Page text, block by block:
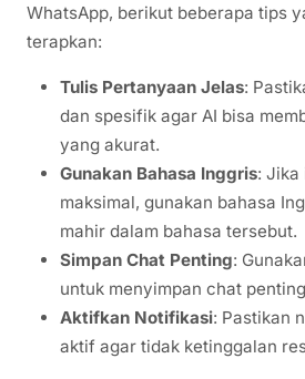
WhatsApp, berikut beberapa tips
terapkan:
Tulis Pertanyaan Jelas:
dan spesifik agar AI bisa
yang akurat.
Gunakan Bahasa Inggris: Jika
maksimal, gunakan bahasa
mahir dalam bahasa tersebut.
Simpan Chat Penting:
untuk menyimpan chat
Aktifkan Notifikasi: Pastikan
aktif agar tidak ketinggalan